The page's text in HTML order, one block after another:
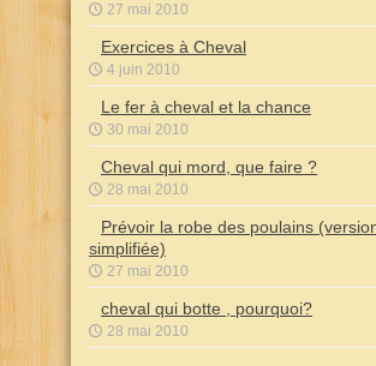
27 mai 2010
Exercices à Cheval
4 juin 2010
Le fer à cheval et la chance
30 mai 2010
Cheval qui mord, que faire ?
28 mai 2010
Prévoir la robe des poulains
simplifiée)
27 mai 2010
cheval qui botte , pourquoi?
28 mai 2010